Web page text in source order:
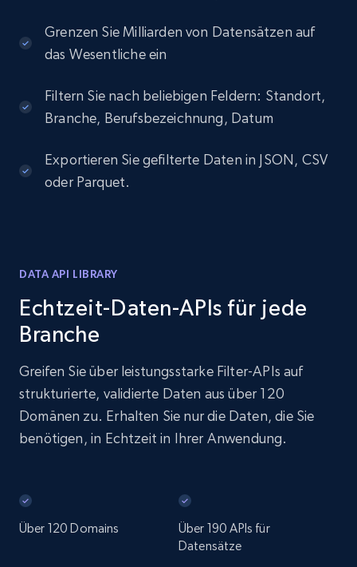
Grenzen Sie Milliarden von Datensätzen auf
das Wesentliche ein
Filtern Sie nach beliebigen Feldern: Standort,
Branche, Berufsbezeichnung, Datum
Exportieren Sie gefilterte Daten in JSON, CSV
oder Parquet.
DATA API LIBRARY
Echtzeit-Daten-APIs für jede
Branche
Greifen Sie über leistungsstarke Filter-APIs auf
strukturierte, validierte Daten aus über 120
Domänen zu. Erhalten Sie nur die Daten, die Sie
benötigen, in Echtzeit in Ihrer Anwendung.
Über 120 Domains
Über 190 APIs für
Datensätze